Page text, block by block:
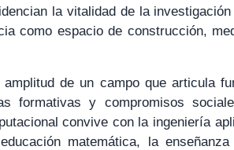
la vitalidad de la
como espacio de construcción,
de un campo que articula
formativas y compromisos
convive con la ingeniería
matemática, la